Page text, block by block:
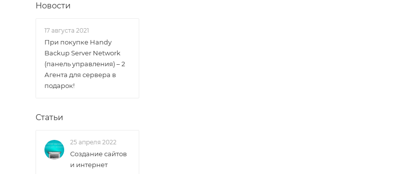
Новости
17 августа 2021
При покупке Handy
Backup Server Network
(панель управления) – 2
Агента для сервера в
подарок!
Статьи
25 апреля 2022
Создание сайтов
и интернет